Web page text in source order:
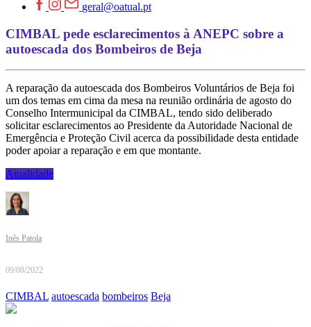
geral@oatual.pt
CIMBAL pede esclarecimentos à ANEPC sobre a
autoescada dos Bombeiros de Beja
A reparação da autoescada dos Bombeiros Voluntários de Beja foi
um dos temas em cima da mesa na reunião ordinária de agosto do
Conselho Intermunicipal da CIMBAL, tendo sido deliberado
solicitar esclarecimentos ao Presidente da Autoridade Nacional de
Emergência e Proteção Civil acerca da possibilidade desta entidade
poder apoiar a reparação e em que montante.
Atualidade
Inês Patola
09/08/2022
CIMBAL autoescada bombeiros Beja